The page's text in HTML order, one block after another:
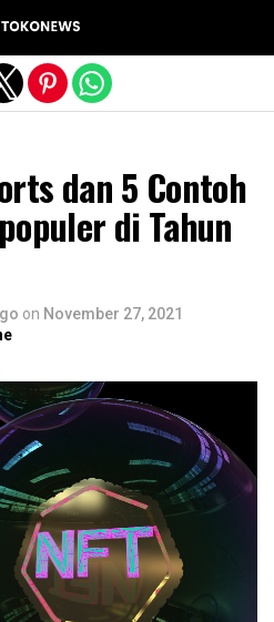
dan 5 Contoh
di Tahun
on November 27, 2021
version